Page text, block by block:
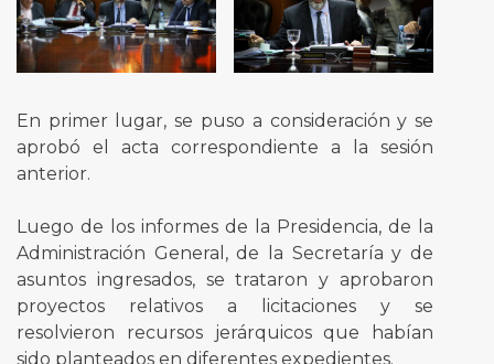
En primer lugar, se puso a consideración y se
aprobó el acta correspondiente a la sesión
anterior.
Luego de los informes de la Presidencia, de la
Administración General, de la Secretaría y de
asuntos ingresados, se trataron y aprobaron
proyectos relativos a licitaciones y se
resolvieron recursos jerárquicos que habían
sido planteados en diferentes expedientes.